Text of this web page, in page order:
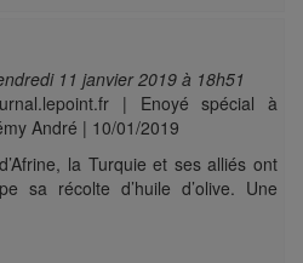
11 janvier 2019 à 18h51
| Enoyé spécial à
André | 10/01/2019
la Turquie et ses alliés ont
sa récolte d’huile d’olive. Une